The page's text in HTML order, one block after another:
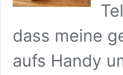
dass meine
aufs Handy